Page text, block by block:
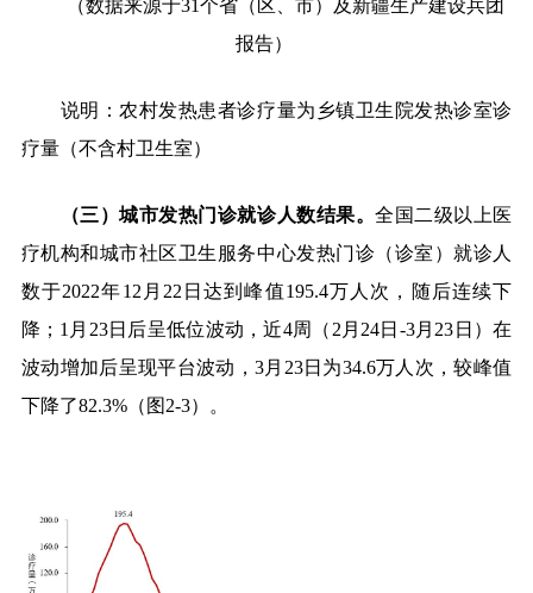
（数据来源于31 个省（区、市）及新疆生产建设兵团
报告）
说明：农村发热患者诊疗量为乡镇卫生院发热诊室诊
疗量（不含村卫生室）
（三）城市发热门诊就诊人数结果。全国二级以上医
疗机构和城市社区卫生服务中心发热门诊（诊室）就诊人
数于2022年12 月 22 日达到峰值195.4万人次，随后连续下
降； 1 月 23日后呈低位波动，近4周（ 2 月 24日 -3月 23 日）在
波动增加后呈现平台波动， 3月 23日为34.6万人次，较峰值
下降了82.3%（图2-3）。